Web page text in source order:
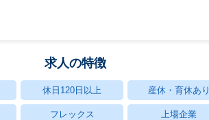
求人の特徴
休日120日以上 産休・育休あり
フレックス 上場企業